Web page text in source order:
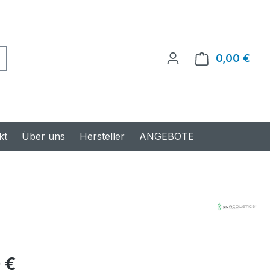
0,00 €
Über uns Hersteller ANGEBOTE
€